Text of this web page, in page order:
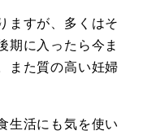
ますが、多くはそ
期に入ったら今ま
また質の高い妊婦
生活にも気を使い